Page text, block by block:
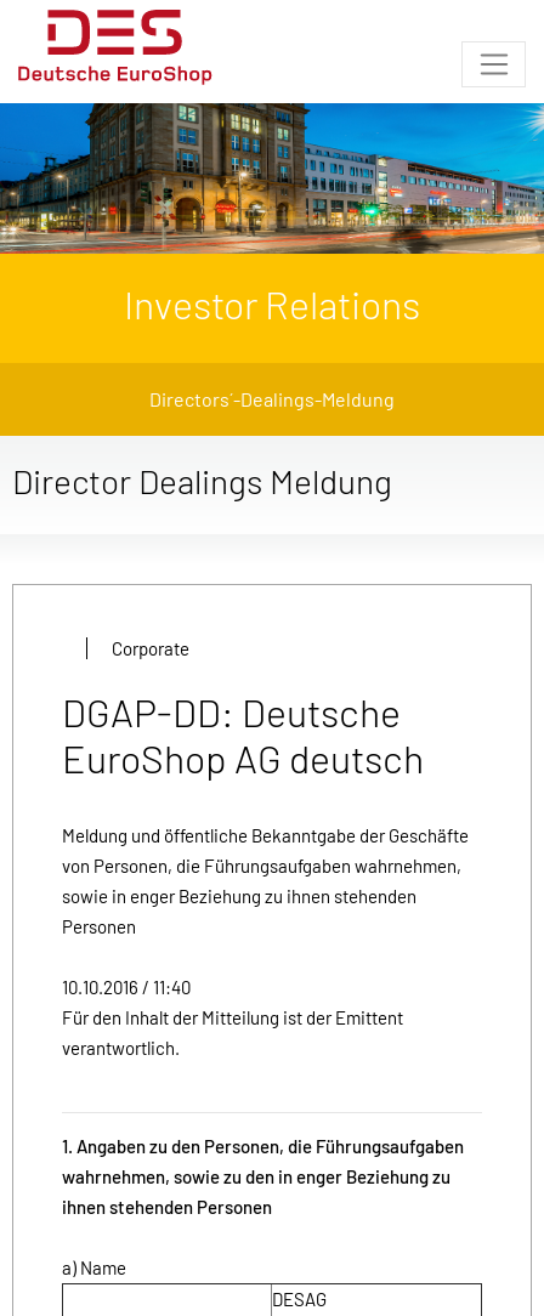
Investor Relations
Directors´-Dealings-Meldung
Director Dealings Meldung
Corporate
DGAP-DD: Deutsche
EuroShop AG deutsch
Meldung und öffentliche Bekanntgabe der Geschäfte
von Personen, die Führungsaufgaben wahrnehmen,
sowie in enger Beziehung zu ihnen stehenden
Personen
10.10.2016 / 11:40
Für den Inhalt der Mitteilung ist der Emittent
verantwortlich.
1. Angaben zu den Personen, die Führungsaufgaben
wahrnehmen, sowie zu den in enger Beziehung zu
ihnen stehenden Personen
a) Name
DESAG